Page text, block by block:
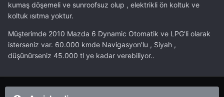
kumaş döşemeli ve sunroofsuz olup , elektrikli ön koltuk ve
koltuk ısıtma yoktur.
Müşterimde 2010 Mazda 6 Dynamic Otomatik ve LPG'li olarak
isterseniz var. 60.000 kmde Navigasyon'lu , Siyah ,
düşünürseniz 45.000 tl ye kadar verebiliyor..